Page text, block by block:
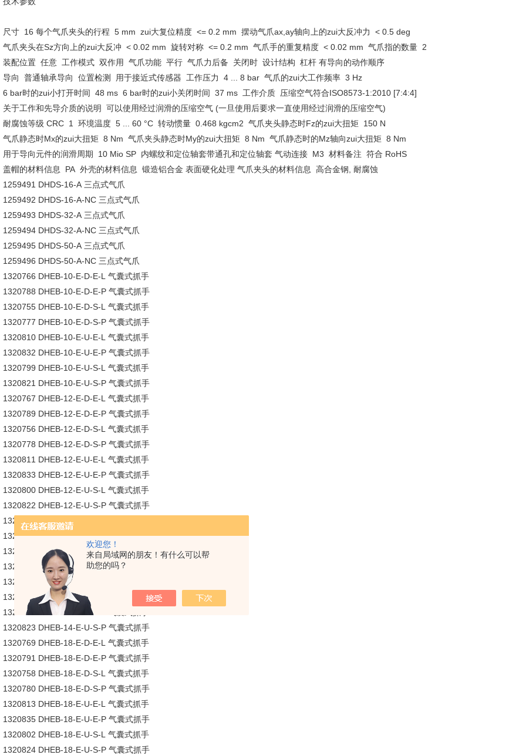
欢迎您！
来自局域网的朋友！有什么可以帮
助您的吗？
尺寸 16 每个气爪夹头的行程 5 mm zui大复位精度 <= 0.2 mm 摆动气爪ax,ay轴向上的zui大反冲力 < 0.5 deg
气爪夹头在Sz方向上的zui大反冲 < 0.02 mm 旋转对称 <= 0.2 mm 气爪手的重复精度 < 0.02 mm 气爪指的数量 2
装配位置 任意 工作模式 双作用 气爪功能 平行 气爪力后备 关闭时 设计结构 杠杆 有导向的动作顺序
导向 普通轴承导向 位置检测 用于接近式传感器 工作压力 4 ... 8 bar 气爪的zui大工作频率 3 Hz
6 bar时的zui小打开时间 48 ms 6 bar时的zui小关闭时间 37 ms 工作介质 压缩空气符合ISO8573-1:2010 [7:4:4]
关于工作和先导介质的说明 可以使用经过润滑的压缩空气 (一旦使用后要求一直使用经过润滑的压缩空气)
耐腐蚀等级 CRC 1 环境温度 5 ... 60 °C 转动惯量 0.468 kgcm2 气爪夹头静态时Fz的zui大扭矩 150 N
气爪静态时Mx的zui大扭矩 8 Nm 气爪夹头静态时My的zui大扭矩 8 Nm 气爪静态时的Mz轴向zui大扭矩 8 Nm
用于导向元件的润滑周期 10 Mio SP 内螺纹和定位轴套带通孔和定位轴套 气动连接 M3 材料备注 符合 RoHS
盖帽的材料信息 PA 外壳的材料信息 锻造铝合金 表面硬化处理 气爪夹头的材料信息 高合金钢, 耐腐蚀
1259491 DHDS-16-A 三点式气爪
1259492 DHDS-16-A-NC 三点式气爪
1259493 DHDS-32-A 三点式气爪
1259494 DHDS-32-A-NC 三点式气爪
1259495 DHDS-50-A 三点式气爪
1259496 DHDS-50-A-NC 三点式气爪
1320766 DHEB-10-E-D-E-L 气囊式抓手
1320788 DHEB-10-E-D-E-P 气囊式抓手
1320755 DHEB-10-E-D-S-L 气囊式抓手
1320777 DHEB-10-E-D-S-P 气囊式抓手
1320810 DHEB-10-E-U-E-L 气囊式抓手
1320832 DHEB-10-E-U-E-P 气囊式抓手
1320799 DHEB-10-E-U-S-L 气囊式抓手
1320821 DHEB-10-E-U-S-P 气囊式抓手
1320767 DHEB-12-E-D-E-L 气囊式抓手
1320789 DHEB-12-E-D-E-P 气囊式抓手
1320756 DHEB-12-E-D-S-L 气囊式抓手
1320778 DHEB-12-E-D-S-P 气囊式抓手
1320811 DHEB-12-E-U-E-L 气囊式抓手
1320833 DHEB-12-E-U-E-P 气囊式抓手
1320800 DHEB-12-E-U-S-L 气囊式抓手
1320822 DHEB-12-E-U-S-P 气囊式抓手
1320768 DHEB-14-E-D-E-L 气囊式抓手
1320790 DHEB-14-E-D-E-P 气囊式抓手
1320757 DHEB-14-E-D-S-L 气囊式抓手
1320779 DHEB-14-E-D-S-P 气囊式抓手
1320812 DHEB-14-E-U-E-L 气囊式抓手
1320834 DHEB-14-E-U-E-P 气囊式抓手
1320801 DHEB-14-E-U-S-L 气囊式抓手
1320823 DHEB-14-E-U-S-P 气囊式抓手
1320769 DHEB-18-E-D-E-L 气囊式抓手
1320791 DHEB-18-E-D-E-P 气囊式抓手
1320758 DHEB-18-E-D-S-L 气囊式抓手
1320780 DHEB-18-E-D-S-P 气囊式抓手
1320813 DHEB-18-E-U-E-L 气囊式抓手
1320835 DHEB-18-E-U-E-P 气囊式抓手
1320802 DHEB-18-E-U-S-L 气囊式抓手
1320824 DHEB-18-E-U-S-P 气囊式抓手